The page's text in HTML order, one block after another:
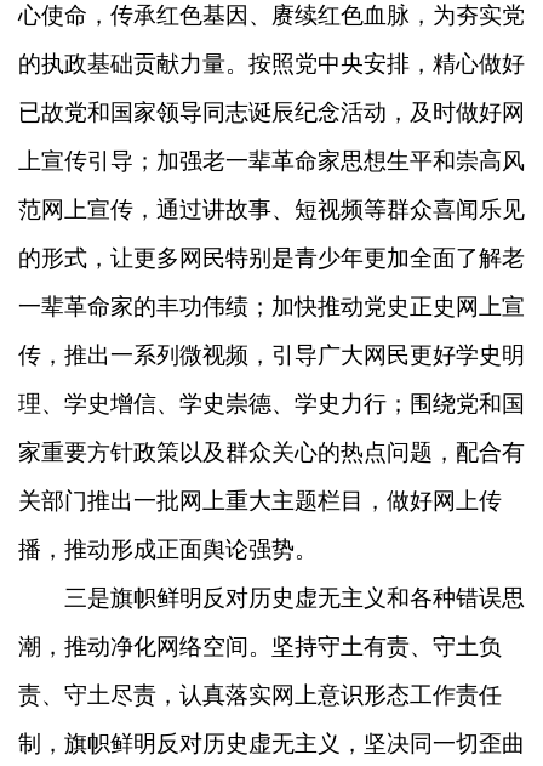
心使命，传承红色基因、赓续红色血脉，为夯实党
的执政基础贡献力量。按照党中央安排，精心做好
已故党和国家领导同志诞辰纪念活动，及时做好网
上宣传引导；加强老一辈革命家思想生平和崇高风
范网上宣传，通过讲故事、短视频等群众喜闻乐见
的形式，让更多网民特别是青少年更加全面了解老
一辈革命家的丰功伟绩；加快推动党史正史网上宣
传，推出一系列微视频，引导广大网民更好学史明
理、学史增信、学史崇德、学史力行；围绕党和国
家重要方针政策以及群众关心的热点问题，配合有
关部门推出一批网上重大主题栏目，做好网上传
播，推动形成正面舆论强势。
三是旗帜鲜明反对历史虚无主义和各种错误思
潮，推动净化网络空间。坚持守土有责、守土负
责、守土尽责，认真落实网上意识形态工作责任
制，旗帜鲜明反对历史虚无主义，坚决同一切歪曲